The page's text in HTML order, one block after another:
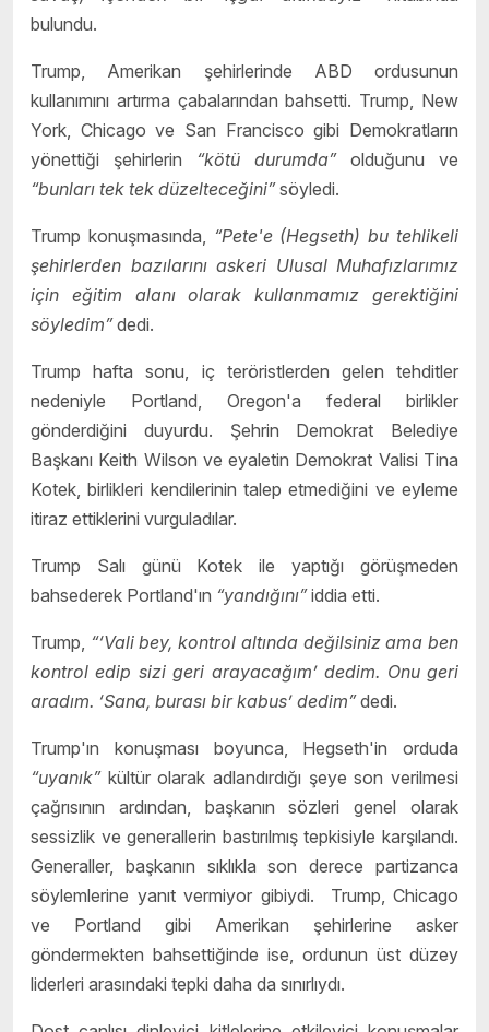
bulundu.
Trump, Amerikan şehirlerinde ABD ordusunun
kullanımını artırma çabalarından bahsetti. Trump, New
York, Chicago ve San Francisco gibi Demokratların
yönettiği şehirlerin “kötü durumda”olduğunu ve
“bunları tek tek düzelteceğini”söyledi.
Trump konuşmasında,
“Pete'e (Hegseth) bu tehlikeli
şehirlerden bazılarını askeri Ulusal Muhafızlarımız
için eğitim alanı olarak kullanmamız gerektiğini
söyledim”dedi.
Trump hafta sonu, iç teröristlerden gelen tehditler
nedeniyle Portland, Oregon'a federal birlikler
gönderdiğini duyurdu. Şehrin Demokrat Belediye
Başkanı Keith Wilson ve eyaletin Demokrat Valisi Tina
Kotek, birlikleri kendilerinin talep etmediğini ve eyleme
itiraz ettiklerini vurguladılar.
Trump Salı günü Kotek ile yaptığı görüşmeden
bahsederek Portland'ın “yandığını”iddia etti.
Trump, “‘Vali bey, kontrol altında değilsiniz ama ben
kontrol edip sizi geri arayacağım’ dedim. Onu geri
aradım. ‘Sana, burası bir kabus’ dedim”dedi.
Trump'ın konuşması boyunca, Hegseth'in orduda
“uyanık”kültür olarak adlandırdığı şeye son verilmesi
çağrısının ardından, başkanın sözleri genel olarak
sessizlik ve generallerin bastırılmış tepkisiyle karşılandı.
Generaller, başkanın sıklıkla son derece partizanca
söylemlerine yanıt vermiyor gibiydi. Trump, Chicago
ve Portland gibi Amerikan şehirlerine asker
göndermekten bahsettiğinde ise, ordunun üst düzey
liderleri arasındaki tepki daha da sınırlıydı.